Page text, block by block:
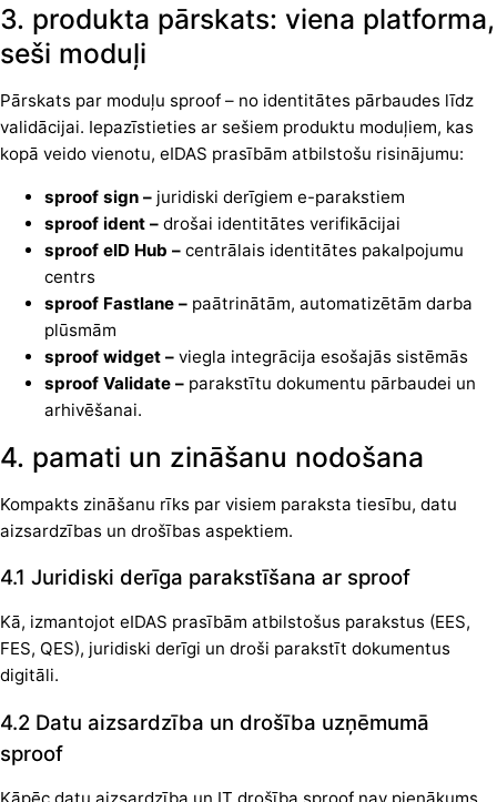
3. produkta pārskats: viena platforma,
seši moduļi
Pārskats par moduļu sproof – no identitātes pārbaudes līdz
validācijai. Iepazīstieties ar sešiem produktu moduļiem, kas
kopā veido vienotu, eIDAS prasībām atbilstošu risinājumu:
sproof sign – juridiski derīgiem e-parakstiem
sproof ident – drošai identitātes verifikācijai
sproof eID Hub – centrālais identitātes pakalpojumu
centrs
sproof Fastlane – paātrinātām, automatizētām darba
plūsmām
sproof widget – viegla integrācija esošajās sistēmās
sproof Validate – parakstītu dokumentu pārbaudei un
arhivēšanai.
4. pamati un zināšanu nodošana
Kompakts zināšanu rīks par visiem paraksta tiesību, datu
aizsardzības un drošības aspektiem.
4.1 Juridiski derīga parakstīšana ar sproof
Kā, izmantojot eIDAS prasībām atbilstošus parakstus (EES,
FES, QES), juridiski derīgi un droši parakstīt dokumentus
digitāli.
4.2 Datu aizsardzība un drošība uzņēmumā
sproof